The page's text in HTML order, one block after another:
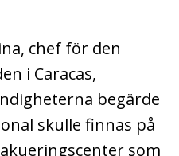
chef för den
i Caracas,
begärde
skulle finnas på
som